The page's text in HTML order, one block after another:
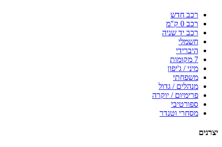
רכב חדש
רכב 0 ק"מ
רכב יד שניה
חשמלי
היברידי
7 מקומות
מיני / ג'יפון
משפחתי
מנהלים / גדול
פרימיום / יוקרה
ספורטיבי
מסחרי וטנדר
יצרנים